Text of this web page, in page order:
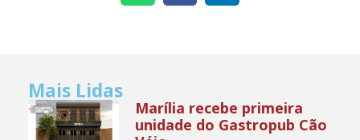
Mais Lidas
Marília recebe primeira
unidade do Gastropub Cão